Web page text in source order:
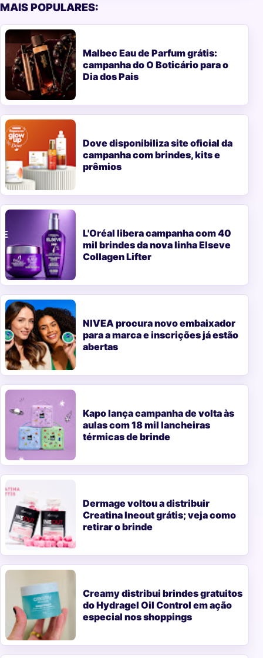
MAIS POPULARES:
Malbec Eau de Parfum grátis:
campanha do O Boticário para o
Dia dos Pais
Dove disponibiliza site oficial da
campanha com brindes, kits e
prêmios
L'Oréal libera campanha com 40
mil brindes da nova linha Elseve
Collagen Lifter
NIVEA procura novo embaixador
para a marca e inscrições já estão
abertas
Kapo lança campanha de volta às
aulas com 18 mil lancheiras
térmicas de brinde
Dermage voltou a distribuir
Creatina Ineout grátis; veja como
retirar o brinde
Creamy distribui brindes gratuitos
do Hydragel Oil Control em ação
especial nos shoppings